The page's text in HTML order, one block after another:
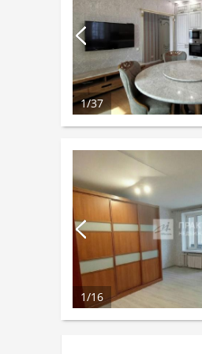
1/37
1/16